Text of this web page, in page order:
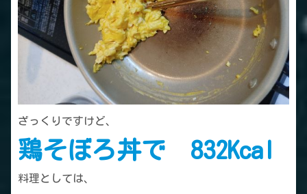
ざっくりですけど、
鶏そぼろ丼で 832Kcal
料理としては、